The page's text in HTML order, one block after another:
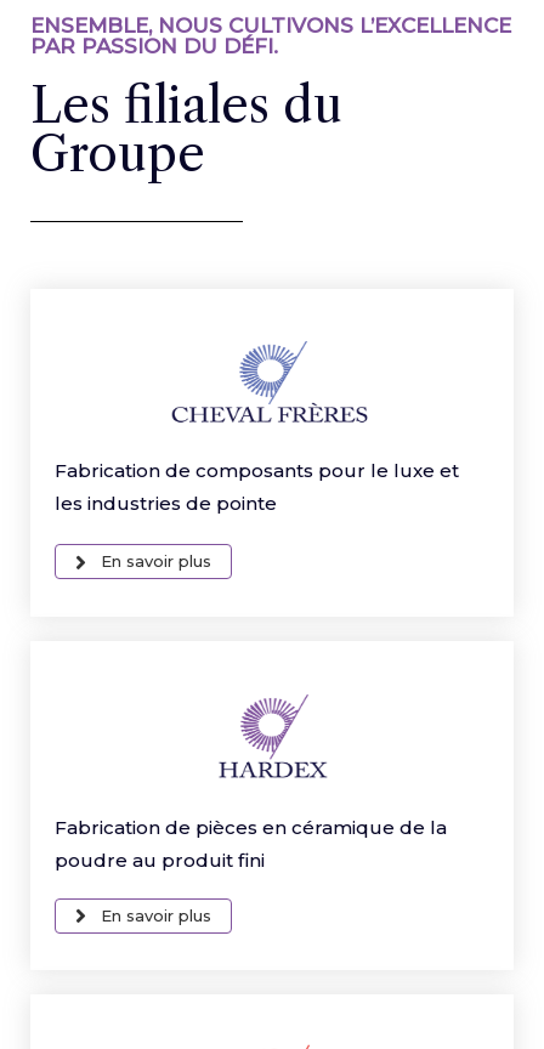
ENSEMBLE, NOUS CULTIVONS L’EXCELLENCE
PAR PASSION DU DÉFI.
Les filiales du
Groupe
Fabrication de composants pour le luxe et
les industries de pointe
En savoir plus
Fabrication de pièces en céramique de la
poudre au produit fini
En savoir plus